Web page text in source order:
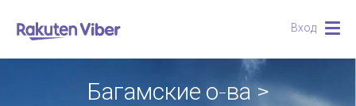
Вход
Багамские о-ва >